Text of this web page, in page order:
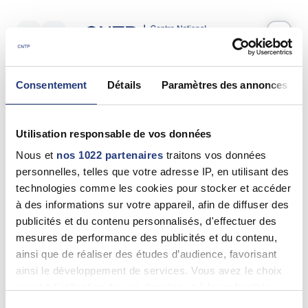
Consentement Détails Paramètres des annonces
Utilisation responsable de vos données
Nous et nos 1022 partenaires traitons vos données
personnelles, telles que votre adresse IP, en utilisant des
technologies comme les cookies pour stocker et accéder
à des informations sur votre appareil, afin de diffuser des
publicités et du contenu personnalisés, d'effectuer des
mesures de performance des publicités et du contenu,
ainsi que de réaliser des études d’audience, favorisant
ainsi le développement de services. Vous avez le choix
Votre test psychotechnique
Jeudi 11 Juin 2026à09:00
Nom *
Prénom(s) *
Email *